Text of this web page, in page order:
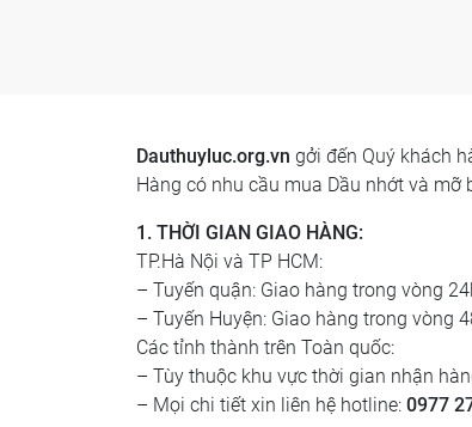
Dauthuyluc.org.vn gởi đến Quý khách
Hàng có nhu cầu mua Dầu nhớt và mỡ
1. THỜI GIAN GIAO HÀNG:
TP.Hà Nội và TP HCM:
– Tuyến quận: Giao hàng trong vòng
– Tuyến Huyện: Giao hàng trong vòng
Các tỉnh thành trên Toàn quốc:
– Tùy thuộc khu vực thời gian nhận
– Mọi chi tiết xin liên hệ hotline: 0977